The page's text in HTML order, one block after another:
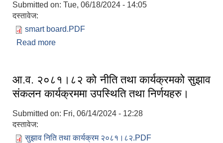
Submitted on: Tue, 06/18/2024 - 14:05
दस्तावेज:
smart board.PDF
Read more
आ.व. २०८१।८२ को नीति तथा कार्यक्रमको सुझाव
संकलन कार्यक्रममा उपस्थिति तथा निर्णयहरु।
Submitted on: Fri, 06/14/2024 - 12:28
दस्तावेज:
सुझाव निति तथा कार्यक्रम २०८१।८२.PDF